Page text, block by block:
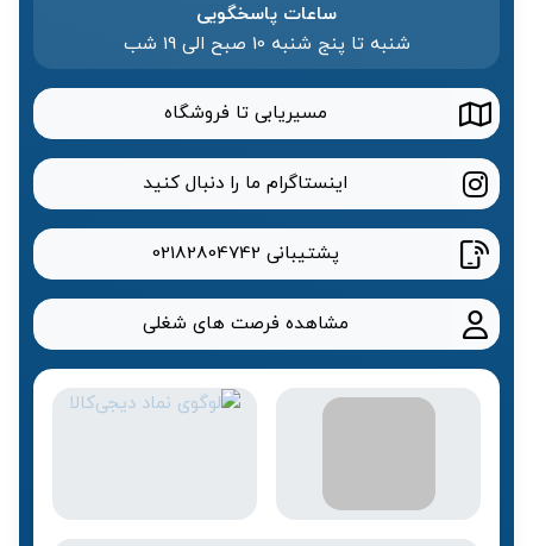
ساعات پاسخگویی
شنبه تا پنج شنبه 10 صبح الی 19 شب
مسیریابی تا فروشگاه
اینستاگرام ما را دنبال کنید
پشتیبانی 02182804742
مشاهده فرصت های شغلی